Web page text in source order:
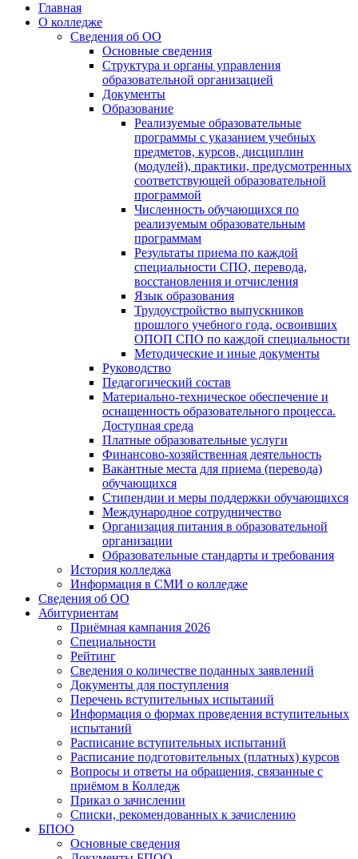
Главная
О колледже
Сведения об ОО
Основные сведения
Структура и органы управления
образовательной организацией
Документы
Образование
Реализуемые образовательные
программы с указанием учебных
предметов, курсов, дисциплин
(модулей), практики, предусмотренных
соответствующей образовательной
программой
Численность обучающихся по
реализуемым образовательным
программам
Результаты приема по каждой
специальности СПО, перевода,
восстановления и отчисления
Язык образования
Трудоустройство выпускников
прошлого учебного года, освоивших
ОПОП СПО по каждой специальности
Методические и иные документы
Руководство
Педагогический состав
Материально-техническое обеспечение и
оснащенность образовательного процесса.
Доступная среда
Платные образовательные услуги
Финансово-хозяйственная деятельность
Вакантные места для приема (перевода)
обучающихся
Стипендии и меры поддержки обучающихся
Международное сотрудничество
Организация питания в образовательной
организации
Образовательные стандарты и требования
История колледжа
Информация в СМИ о колледже
Сведения об ОО
Абитуриентам
Приёмная кампания 2026
Специальности
Рейтинг
Сведения о количестве поданных заявлений
Документы для поступления
Перечень вступительных испытаний
Информация о формах проведения вступительных
испытаний
Расписание вступительных испытаний
Расписание подготовительных (платных) курсов
Вопросы и ответы на обращения, связанные с
приёмом в Колледж
Приказ о зачислении
Списки, рекомендованных к зачислению
БПОО
Основные сведения